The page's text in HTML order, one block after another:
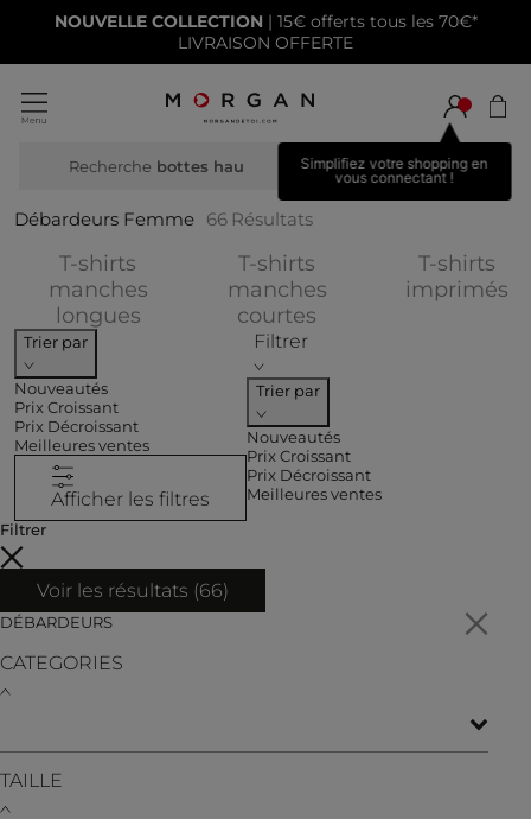
NOUVELLE COLLECTION | 15€ offerts tous les 70€*
LIVRAISON OFFERTE
Simplifiez votre shopping en
vous connectant !
Recherche maille
Débardeurs Femme 66 Résultats
T-shirts
manches
longuesAffiner par CATEGORIES : T-shirts
T-shirts
manches
courtes
T-shirts
imprimés
Trier par
Nouveautés
Prix Croissant
Prix Décroissant
Meilleures ventes
Afficher les filtres
Filtrer
Trier par
Nouveautés
Prix Croissant
Prix Décroissant
Meilleures ventes
Filtrer
Voir les résultats (66)
DÉBARDEURS
CATEGORIES
TAILLE